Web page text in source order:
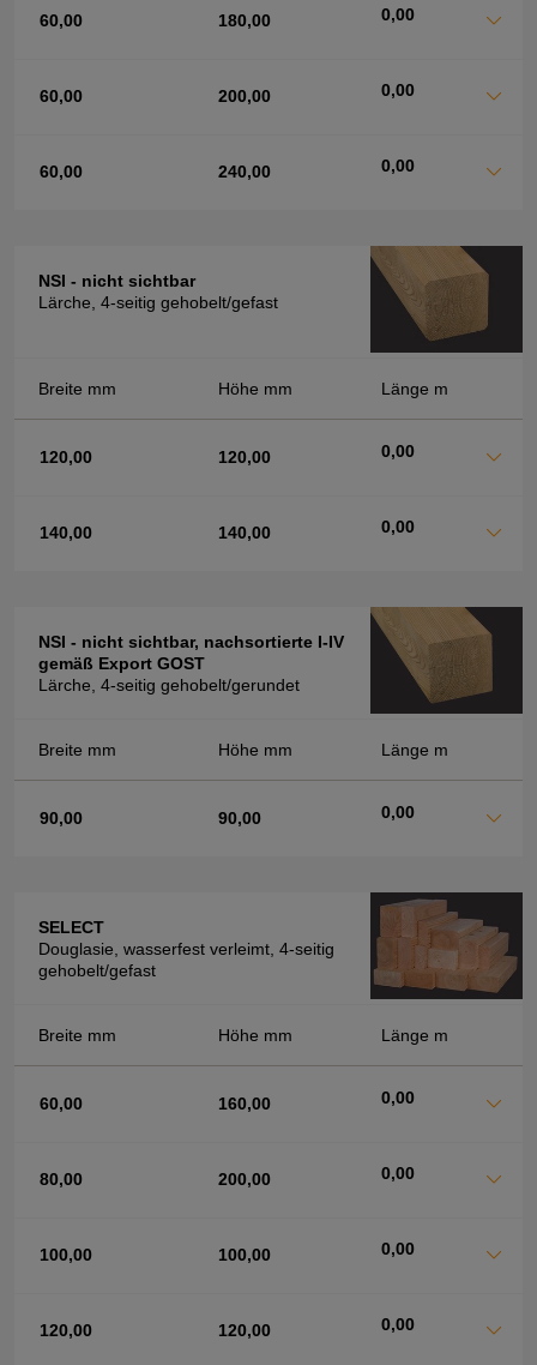
60,00 180,00 0,00
60,00 200,00 0,00
60,00 240,00 0,00
NSI - nicht sichtbar
Lärche, 4-seitig gehobelt/gefast
Breite mm Höhe mm Länge m
120,00 120,00 0,00
140,00 140,00 0,00
NSI - nicht sichtbar, nachsortierte I-IV
gemäß Export GOST
Lärche, 4-seitig gehobelt/gerundet
Breite mm Höhe mm Länge m
90,00 90,00 0,00
SELECT
Douglasie, wasserfest verleimt, 4-seitig
gehobelt/gefast
Breite mm Höhe mm Länge m
60,00 160,00 0,00
80,00 200,00 0,00
100,00 100,00 0,00
120,00 120,00 0,00